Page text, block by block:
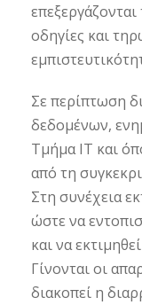
οδηγίες και
Σε περίπτωση
δεδομένων,
Τμήμα ΙΤ και
από τη
Στη συνέχεια
ώστε να
και να
Γίνονται οι
διακοπεί η